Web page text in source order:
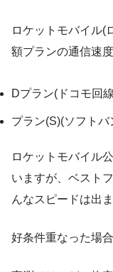
ロケットモバイル(
額プランの通信速
Dプラン(ドコモ回
プラン(S)(ソフト
ロケットモバイル
いますが、ベスト
んなスピードは出ま
好条件重なった場